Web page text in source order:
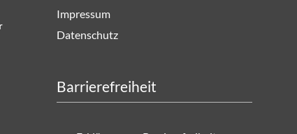
Impressum
Datenschutz
Barrierefreiheit